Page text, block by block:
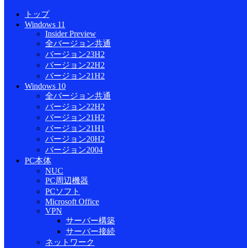
トップ
Windows 11
Insider Preview
全バージョン共通
バージョン23H2
バージョン22H2
バージョン21H2
Windows 10
全バージョン共通
バージョン22H2
バージョン21H2
バージョン21H1
バージョン20H2
バージョン2004
PC本体
NUC
PC周辺機器
PCソフト
Microsoft Office
VPN
サーバー構築
サーバー接続
ネットワーク